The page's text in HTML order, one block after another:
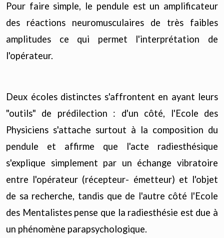
Pour faire simple, le pendule est un amplificateur
des réactions neuromusculaires de très faibles
amplitudes ce qui permet l'interprétation de
l'opérateur.
Deux écoles distinctes s'affrontent en ayant leurs
"outils" de prédilection : d'un côté, l'Ecole des
Physiciens s'attache surtout à la composition du
pendule et affirme que l'acte radiesthésique
s'explique simplement par un échange vibratoire
entre l'opérateur (récepteur- émetteur) et l'objet
de sa recherche, tandis que de l'autre côté l'Ecole
des Mentalistes pense que la radiesthésie est due à
un phénomène parapsychologique.